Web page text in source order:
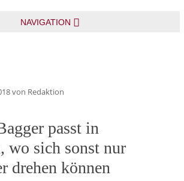
NAVIGATION
von Redaktion
passt in
wo sich sonst nur
drehen können